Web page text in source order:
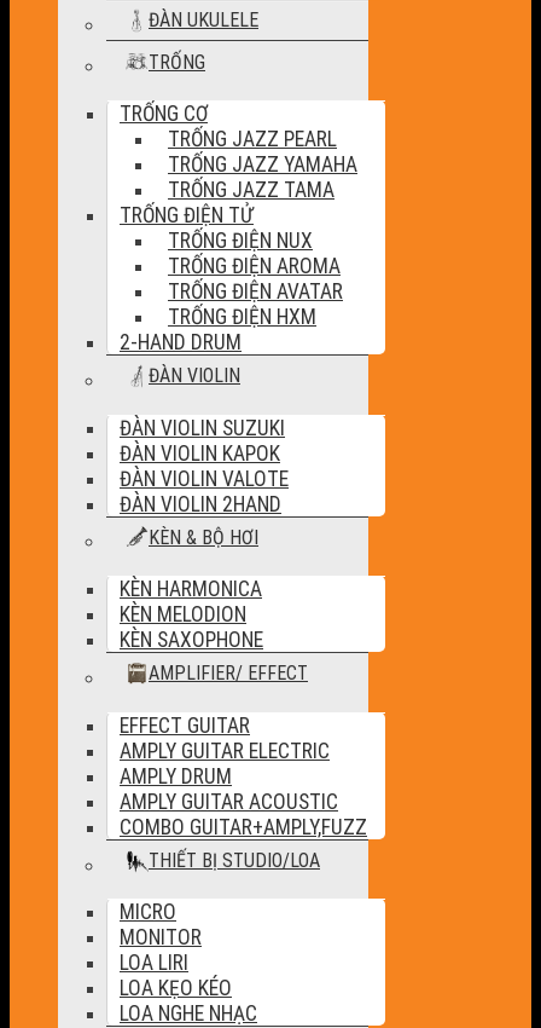
ĐÀN UKULELE
TRỐNG
TRỐNG CƠ
TRỐNG JAZZ PEARL
TRỐNG JAZZ YAMAHA
TRỐNG JAZZ TAMA
TRỐNG ĐIỆN TỬ
TRỐNG ĐIỆN NUX
TRỐNG ĐIỆN AROMA
TRỐNG ĐIỆN AVATAR
TRỐNG ĐIỆN HXM
2-HAND DRUM
ĐÀN VIOLIN
ĐÀN VIOLIN SUZUKI
ĐÀN VIOLIN KAPOK
ĐÀN VIOLIN VALOTE
ĐÀN VIOLIN 2HAND
KÈN & BỘ HƠI
KÈN HARMONICA
KÈN MELODION
KÈN SAXOPHONE
AMPLIFIER/ EFFECT
EFFECT GUITAR
AMPLY GUITAR ELECTRIC
AMPLY DRUM
AMPLY GUITAR ACOUSTIC
COMBO GUITAR+AMPLY,FUZZ
THIẾT BỊ STUDIO/LOA
MICRO
MONITOR
LOA LIRI
LOA KẸO KÉO
LOA NGHE NHẠC